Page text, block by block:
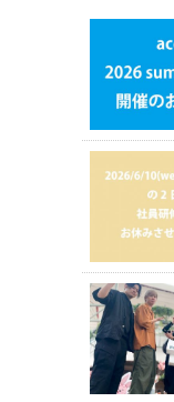
ウ
ウ
で
開
き
す)